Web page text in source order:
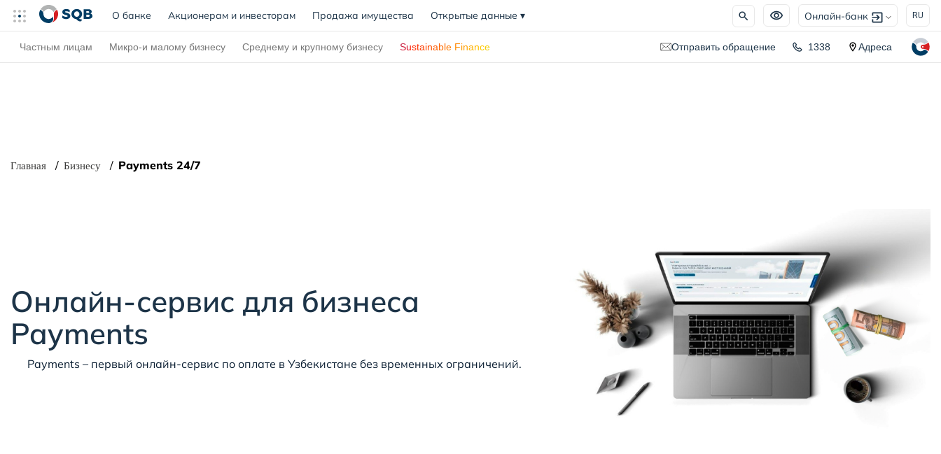
О банке (current)
Акционерам и инвесторам Продажа имущества Открытые данные ▾ Онлайн-банк RU
Частным лицам Микро-и малому бизнесу Среднему и крупному бизнесу Sustainable Finance Отправить обращение 1338 Адреса
Главная Бизнесу Payments 24/7
Онлайн-сервис для бизнеса
Payments
Payments – первый онлайн-сервис по оплате в Узбекистане без временных ограничений.